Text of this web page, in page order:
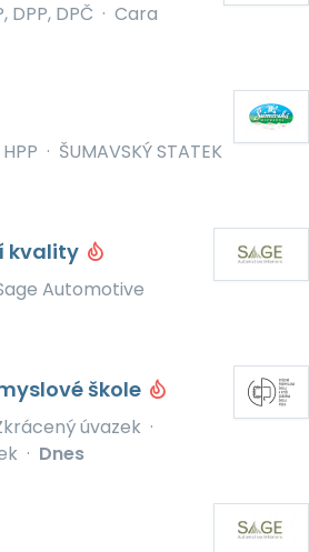
DPP, DPČ · Cara
HPP · ŠUMAVSKÝ STATEK
kvality
Automotive
škole
úvazek ·
· Dnes